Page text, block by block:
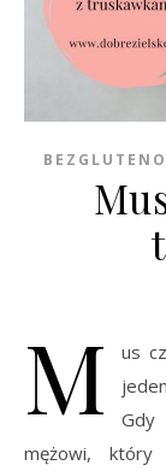
M
us
Gdy
mężowi, który